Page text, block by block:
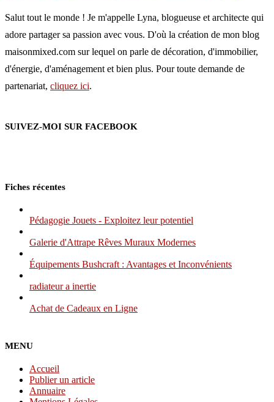
Salut tout le monde ! Je m'appelle Lyna, blogueuse et architecte qui
adore partager sa passion avec vous. D'où la création de mon blog
maisonmixed.com sur lequel on parle de décoration, d'immobilier,
d'énergie, d'aménagement et bien plus. Pour toute demande de
partenariat, cliquez ici.
SUIVEZ-MOI SUR FACEBOOK
Fiches récentes
Pédagogie Jouets - Exploitez leur potentiel
Galerie d'Attrape Rêves Muraux Modernes
Équipements Bushcraft : Avantages et Inconvénients
radiateur a inertie
Achat de Cadeaux en Ligne
MENU
Accueil
Publier un article
Annuaire